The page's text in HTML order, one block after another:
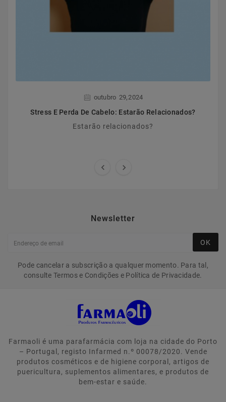
outubro 29, 2024
Stress E Perda De Cabelo: Estarão Relacionados?
Estarão relacionados?
 
Newsletter
OK
Pode cancelar a subscrição a qualquer momento. Para tal,
consulte Termos e Condições e Política de Privacidade.
Farmaoli é uma parafarmácia com loja na cidade do Porto
– Portugal, registo Infarmed n.º 00078/2020. Vende
produtos cosméticos e de higiene corporal, artigos de
puericultura, suplementos alimentares, e produtos de
bem-estar e saúde.